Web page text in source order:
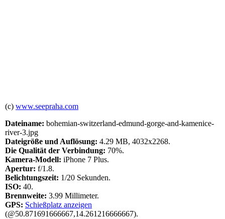
(c) www.seepraha.com
Dateiname: bohemian-switzerland-edmund-gorge-and-kamenice-
river-3.jpg
Dateigröße und Auflösung: 4.29 MB, 4032x2268.
Die Qualität der Verbindung: 70%.
Kamera-Modell: iPhone 7 Plus.
Apertur: f/1.8.
Belichtungszeit: 1/20 Sekunden.
ISO: 40.
Brennweite: 3.99 Millimeter.
GPS: Schießplatz anzeigen
(@50.871691666667,14.261216666667).